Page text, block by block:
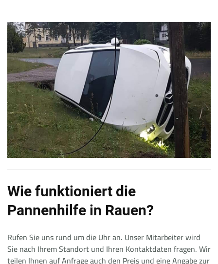
Wie funktioniert die
Pannenhilfe in Rauen?
Rufen Sie uns rund um die Uhr an. Unser Mitarbeiter wird
Sie nach Ihrem Standort und Ihren Kontaktdaten fragen. Wir
teilen Ihnen auf Anfrage auch den Preis und eine Angabe zur